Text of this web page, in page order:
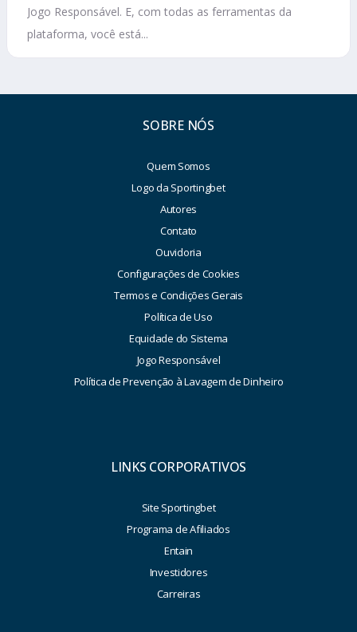
Jogo Responsável. E, com todas as ferramentas da
plataforma, você está...
SOBRE NÓS
Quem Somos
Logo da Sportingbet
Autores
Contato
Ouvidoria
Configurações de Cookies
Termos e Condições Gerais
Política de Uso
Equidade do Sistema
Jogo Responsável
Política de Prevenção à Lavagem de Dinheiro
LINKS CORPORATIVOS
Site Sportingbet
Programa de Afiliados
Entain
Investidores
Carreiras